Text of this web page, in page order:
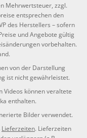
Mehrwertsteuer, zzgl.
entsprechen den
des Herstellers – sofern
und Angebote gültig
vorbehalten.
von der Darstellung
ist nicht gewährleistet.
Videos können veraltete
enthalten.
Bilder verwendet.
Lieferzeiten. Lieferzeiten